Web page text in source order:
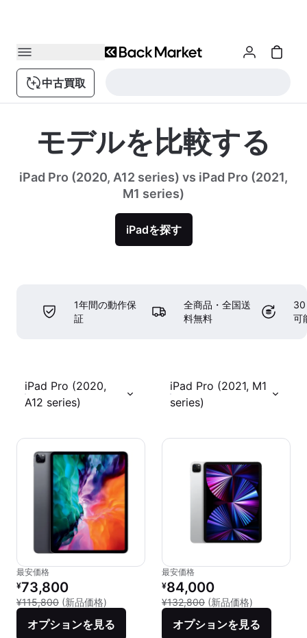
中古買取
モデルを比較する
iPad Pro (2020, A12 series) vs iPad Pro (2021,
M1 series)
iPadを探す
1年間の動作保
証
全商品・全国送
料無料
30
可
iPad Pro (2020,
A12 series)
iPad Pro (2021, M1
series)
最安価格
リファービッシュ品の価格：
¥73,800
¥115,800 (新品価格) 新品との比較：¥115,800
オプションを見る
最安価格
リファービッシュ品の価格：
¥84,000
¥132,800 (新品価格)
オプションを見る